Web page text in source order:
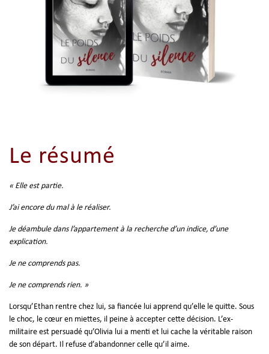
Le résumé
« Elle est partie.
J’ai encore du mal à le réaliser.
Je déambule dans l’appartement à la recherche d’un indice, d’une
explication.
Je ne comprends pas.
Je ne comprends rien. »
Lorsqu’Ethan rentre chez lui, sa fiancée lui apprend qu’elle le quitte. Sous
le choc, le cœur en miettes, il peine à accepter cette décision. L’ex-
militaire est persuadé qu’Olivia lui a menti et lui cache la véritable raison
de son départ. Il refuse d’abandonner celle qu’il aime.